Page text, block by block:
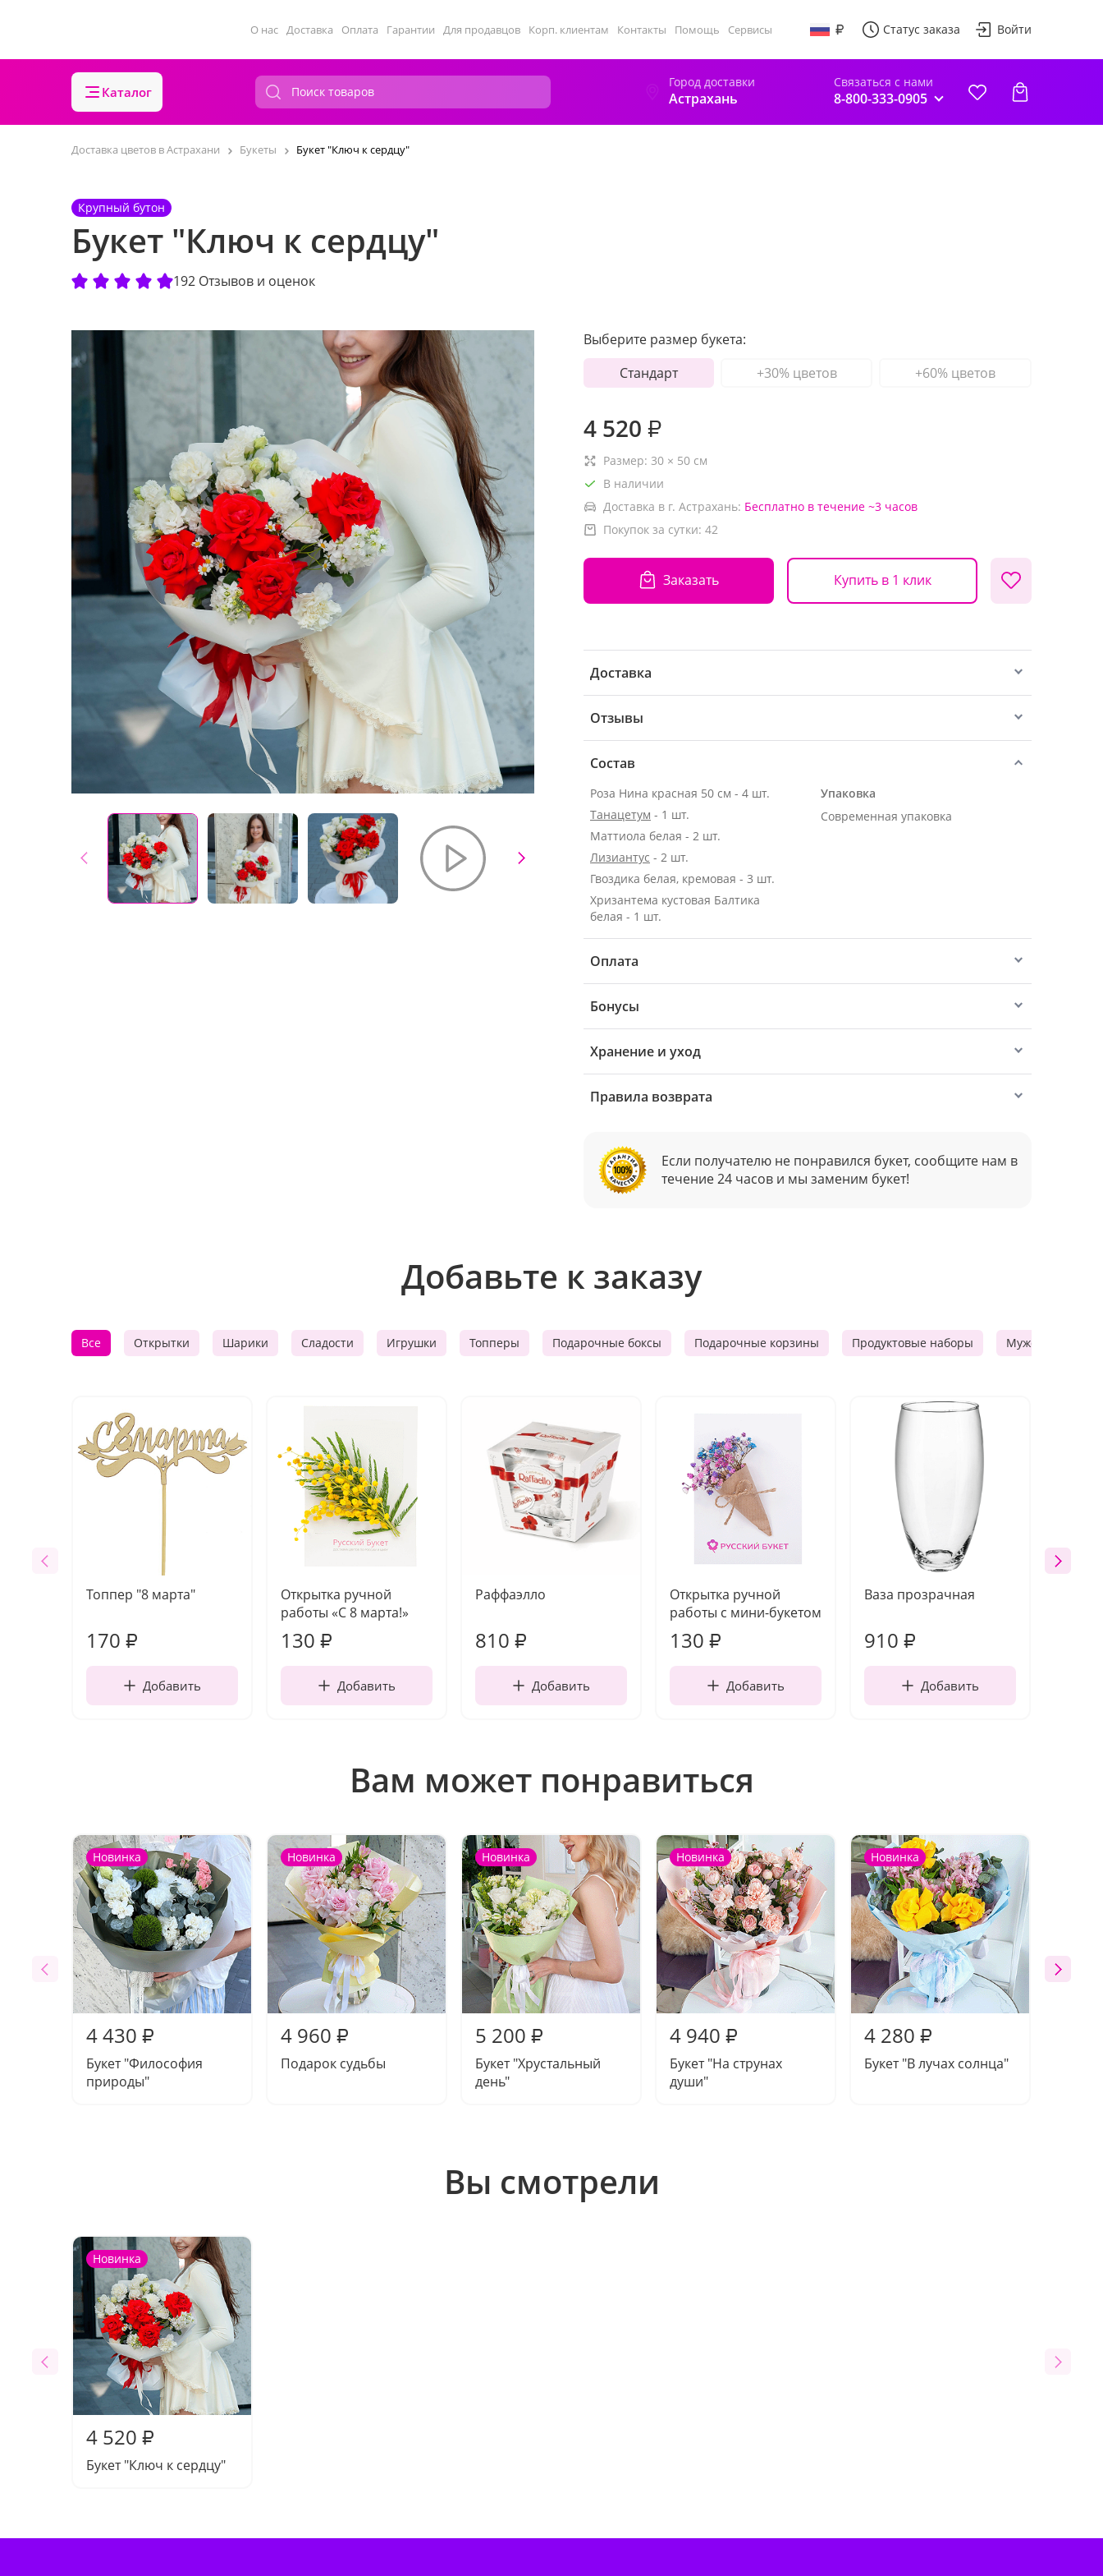
О нас Доставка Оплата Гарантии Для продавцов Корп. клиентам Контакты Помощь Сервисы Статус заказа Войти
Каталог
Город доставки
Астрахань
Связаться с нами
8-800-333-0905
Доставка цветов в Астрахани Букеты Букет "Ключ к сердцу"
Крупный бутон
Букет "Ключ к сердцу"
192 Отзывов и оценок
Выберите размер букета:
Стандарт
+30% цветов +60% цветов
4 520 ₽
Размер: 30 × 50 см
В наличии
Доставка в г. Астрахань: Бесплатно в течение ~3 часов
Покупок за сутки: 42
Заказать Купить в 1 клик
Доставка
Отзывы
Состав
Роза Нина красная 50 см - 4 шт.
Танацетум - 1 шт.
Маттиола белая - 2 шт.
Лизиантус - 2 шт.
Гвоздика белая, кремовая - 3 шт.
Хризантема кустовая Балтика
белая - 1 шт.
Упаковка
Современная упаковка
Оплата
Бонусы
Хранение и уход
Правила возврата
Если получателю не понравился букет, сообщите нам в
течение 24 часов и мы заменим букет!
Добавьте к заказу
Все Открытки Шарики Сладости Игрушки Топперы Подарочные боксы Подарочные корзины Продуктовые наборы Мужские
Топпер "8 марта"
170 ₽
Добавить
Открытка ручной
работы «С 8 марта!»
130 ₽
Добавить
Раффаэлло
810 ₽
Добавить
Открытка ручной
работы с мини-букетом
130 ₽
Добавить
Ваза прозрачная
910 ₽
Добавить
Вам может понравиться
Новинка
4 430 ₽
Букет "Философия
природы"
Новинка
4 960 ₽
Подарок судьбы
Новинка
5 200 ₽
Букет "Хрустальный
день"
Новинка
4 940 ₽
Букет "На струнах
души"
Новинка
4 280 ₽
Букет "В лучах солнца"
Вы смотрели
Новинка
4 520 ₽
Букет "Ключ к сердцу"